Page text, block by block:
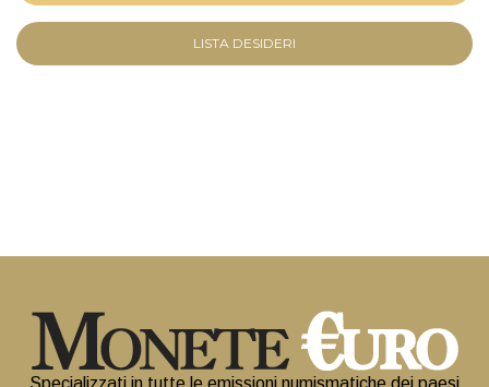
LISTA DESIDERI
Specializzati in tutte le emissioni numismatiche dei paesi